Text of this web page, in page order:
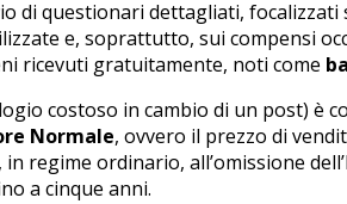
di questionari dettagliati, focalizzati
e, soprattutto, sui compensi
ricevuti gratuitamente, noti come
costoso in cambio di un post) è
Normale, ovvero il prezzo di
regime ordinario, all’omissione
a cinque anni.